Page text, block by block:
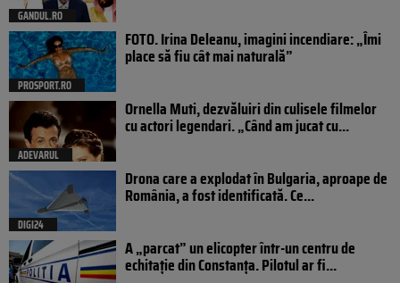
GANDUL.RO
PROSPORT.RO
FOTO. Irina Deleanu, imagini incendiare: „Îmi
place să fiu cât mai naturală”
ADEVARUL
Ornella Muti, dezvăluiri din culisele filmelor
cu actori legendari. „Când am jucat cu...
DIGI24
Drona care a explodat în Bulgaria, aproape de
România, a fost identificată. Ce...
A „parcat” un elicopter într-un centru de
echitație din Constanța. Pilotul ar fi...